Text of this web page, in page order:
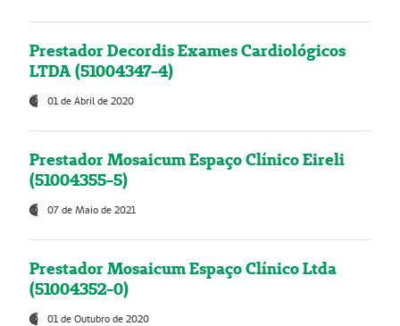
Prestador Decordis Exames Cardiológicos
LTDA (51004347-4)
01 de Abril de 2020
Prestador Mosaicum Espaço Clínico Eireli
(51004355-5)
07 de Maio de 2021
Prestador Mosaicum Espaço Clínico Ltda
(51004352-0)
01 de Outubro de 2020